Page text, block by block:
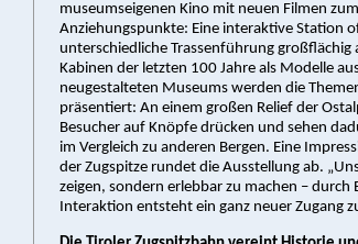
museumseigenen Kino mit neuen Filmen
Anziehungspunkte: Eine interaktive Station
unterschiedliche Trassenführung
Kabinen der letzten 100 Jahre als Modelle
neugestalteten Museums werden die
präsentiert: An einem großen Relief der
Besucher auf Knöpfe drücken und sehen
im Vergleich zu anderen Bergen. Eine
der Zugspitze rundet die Ausstellung ab.
zeigen, sondern erlebbar zu machen –
Interaktion entsteht ein ganz neuer Zugang